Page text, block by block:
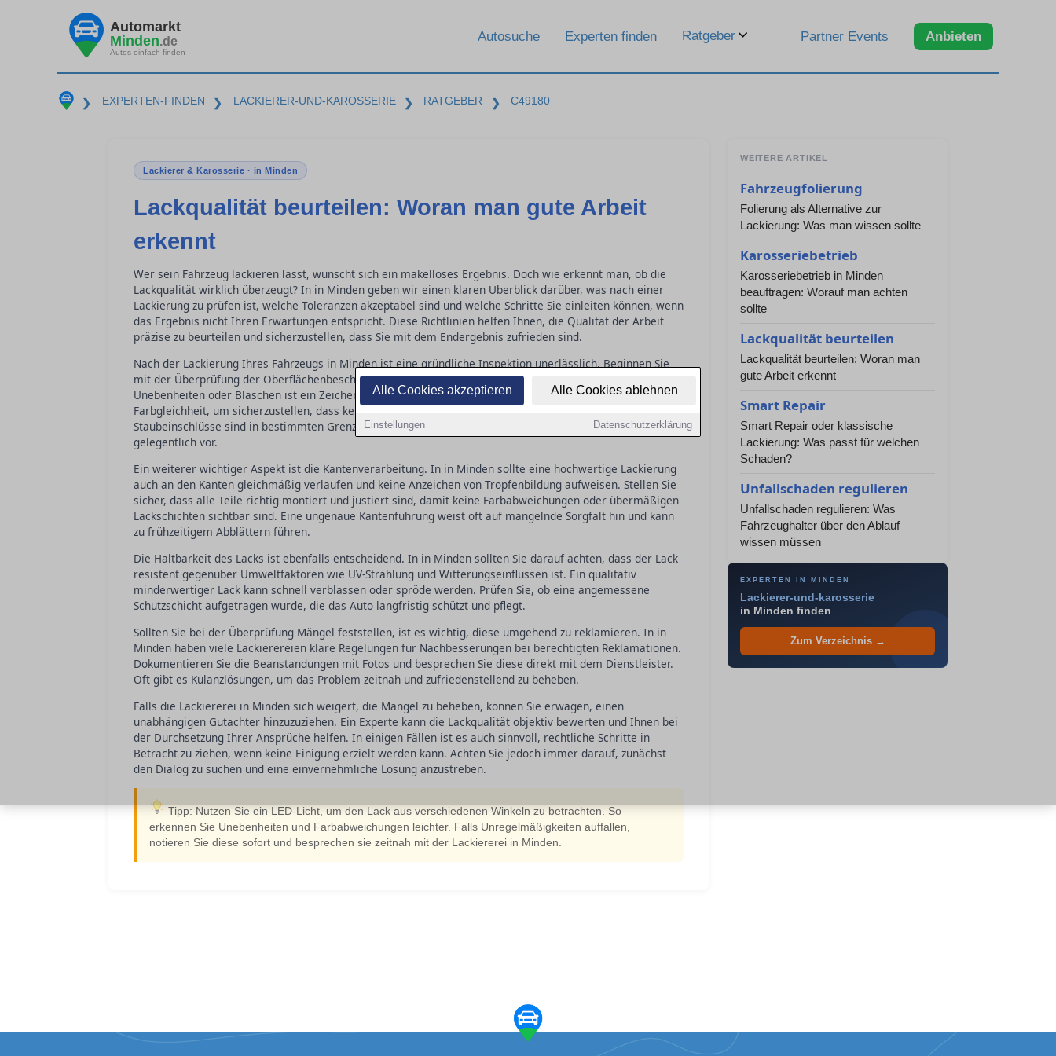
Alle Cookies akzeptieren Alle Cookies ablehnen
Einstellungen Datenschutzerklärung
Automarkt
Minden.de
Autos einfach finden
Autosuche Experten finden Ratgeber Partner Events Anbieten
❯ EXPERTEN-FINDEN ❯ LACKIERER-UND-KAROSSERIE ❯ RATGEBER ❯ C49180
Lackierer & Karosserie · in Minden
Lackqualität beurteilen: Woran man gute Arbeit
erkennt
Wer sein Fahrzeug lackieren lässt, wünscht sich ein makelloses Ergebnis. Doch wie erkennt man, ob die
Lackqualität wirklich überzeugt? In in Minden geben wir einen klaren Überblick darüber, was nach einer
Lackierung zu prüfen ist, welche Toleranzen akzeptabel sind und welche Schritte Sie einleiten können, wenn
das Ergebnis nicht Ihren Erwartungen entspricht. Diese Richtlinien helfen Ihnen, die Qualität der Arbeit
präzise zu beurteilen und sicherzustellen, dass Sie mit dem Endergebnis zufrieden sind.
Nach der Lackierung Ihres Fahrzeugs in Minden ist eine gründliche Inspektion unerlässlich. Beginnen Sie
mit der Überprüfung der Oberflächenbeschaffenheit: Eine gleichmäßige, glatte Struktur ohne sichtbare
Unebenheiten oder Bläschen ist ein Zeichen für qualitativ hochwertige Arbeit. Achten Sie auch auf
Farbgleichheit, um sicherzustellen, dass keine Unterschiede im Farbton erkennbar sind. Kleinere
Staubeinschlüsse sind in bestimmten Grenzen tolerierbar und kommen selbst bei besten Bedingungen
gelegentlich vor.
Ein weiterer wichtiger Aspekt ist die Kantenverarbeitung. In in Minden sollte eine hochwertige Lackierung
auch an den Kanten gleichmäßig verlaufen und keine Anzeichen von Tropfenbildung aufweisen. Stellen Sie
sicher, dass alle Teile richtig montiert und justiert sind, damit keine Farbabweichungen oder übermäßigen
Lackschichten sichtbar sind. Eine ungenaue Kantenführung weist oft auf mangelnde Sorgfalt hin und kann
zu frühzeitigem Abblättern führen.
Die Haltbarkeit des Lacks ist ebenfalls entscheidend. In in Minden sollten Sie darauf achten, dass der Lack
resistent gegenüber Umweltfaktoren wie UV-Strahlung und Witterungseinflüssen ist. Ein qualitativ
minderwertiger Lack kann schnell verblassen oder spröde werden. Prüfen Sie, ob eine angemessene
Schutzschicht aufgetragen wurde, die das Auto langfristig schützt und pflegt.
Sollten Sie bei der Überprüfung Mängel feststellen, ist es wichtig, diese umgehend zu reklamieren. In in
Minden haben viele Lackierereien klare Regelungen für Nachbesserungen bei berechtigten Reklamationen.
Dokumentieren Sie die Beanstandungen mit Fotos und besprechen Sie diese direkt mit dem Dienstleister.
Oft gibt es Kulanzlösungen, um das Problem zeitnah und zufriedenstellend zu beheben.
Falls die Lackiererei in Minden sich weigert, die Mängel zu beheben, können Sie erwägen, einen
unabhängigen Gutachter hinzuzuziehen. Ein Experte kann die Lackqualität objektiv bewerten und Ihnen bei
der Durchsetzung Ihrer Ansprüche helfen. In einigen Fällen ist es auch sinnvoll, rechtliche Schritte in
Betracht zu ziehen, wenn keine Einigung erzielt werden kann. Achten Sie jedoch immer darauf, zunächst
den Dialog zu suchen und eine einvernehmliche Lösung anzustreben.
Tipp: Nutzen Sie ein LED-Licht, um den Lack aus verschiedenen Winkeln zu betrachten. So
erkennen Sie Unebenheiten und Farbabweichungen leichter. Falls Unregelmäßigkeiten auffallen,
notieren Sie diese sofort und besprechen sie zeitnah mit der Lackiererei in Minden.
WEITERE ARTIKEL
Fahrzeugfolierung
Folierung als Alternative zur
Lackierung: Was man wissen sollte
Karosseriebetrieb
Karosseriebetrieb in Minden
beauftragen: Worauf man achten
sollte
Lackqualität beurteilen
Lackqualität beurteilen: Woran man
gute Arbeit erkennt
Smart Repair
Smart Repair oder klassische
Lackierung: Was passt für welchen
Schaden?
Unfallschaden regulieren
Unfallschaden regulieren: Was
Fahrzeughalter über den Ablauf
wissen müssen
EXPERTEN IN MINDEN
Lackierer-und-karosserie
in Minden finden
Zum Verzeichnis →